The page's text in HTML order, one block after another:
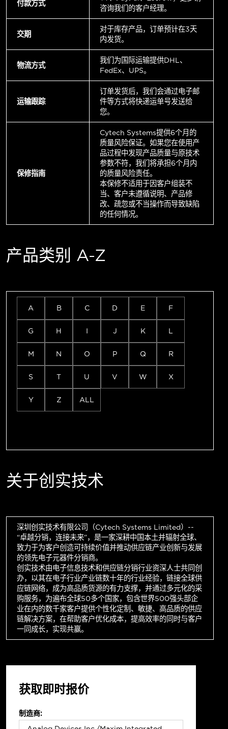
付款方式
咨询我们的客户经理。
交期
对于库存产品，订单预计在3天
内发货。
物流方式
我们为国际运输提供DHL、
FedEx、UPS。
运输跟踪
订单发货后，我们会通过电子邮
件等方式将快递运单号发送给
您。
保修指南
Cytech Systems提供6个月的
质量风险保证。如果您在使用产
品过程中发现产品质量与原技术
参数不符，我们将承担6个月内
的质量风险责任。
本保修不适用于因客户组装不
当、客户未遵循说明、产品修
改、疏忽或不当操作而导致缺陷
的任何情况。
产品类别 A-Z
A B C D E F
G H I J K L
M N O P Q R
S T U V W X
Y Z ALL
关于创实技术
深圳创实技术有限公司（Cytech Systems Limited）--
“卓越分销，连接未来”，是一家深耕中国本土并辐射全球、
致力于为客户创造可持续价值并推动供应链产业创新与发展
的领先电子元器件分销商。
创实技术由电子信息技术和供应链分销行业资深人士共同创
办，以其在电子行业产业链数十年的行业经验，链接全球供
应链网络，成为高品质货源的有力支撑，并通过多元化的采
购服务，为遍布全球50多个国家，包含世界500强头部企
业在内的数千家客户提供个性化定制、敏捷、高品质的供应
链解决方案，在帮助客户优化成本，提高效率的同时与客户
一同成长，实现共赢。
获取即时报价
制造商: